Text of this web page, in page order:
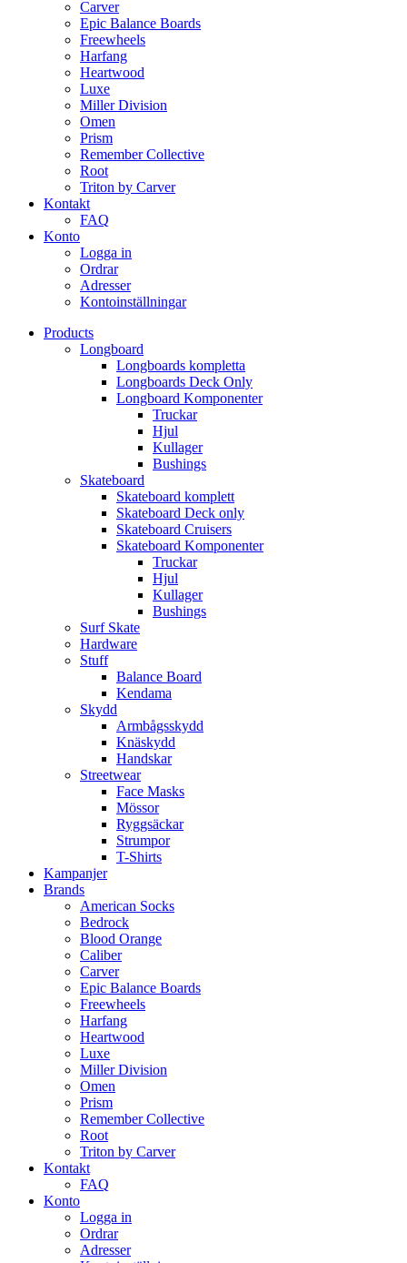
Carver
Epic Balance Boards
Freewheels
Harfang
Heartwood
Luxe
Miller Division
Omen
Prism
Remember Collective
Root
Triton by Carver
Kontakt
FAQ
Konto
Logga in
Ordrar
Adresser
Kontoinställningar
Products
Longboard
Longboards kompletta
Longboards Deck Only
Longboard Komponenter
Truckar
Hjul
Kullager
Bushings
Skateboard
Skateboard komplett
Skateboard Deck only
Skateboard Cruisers
Skateboard Komponenter
Truckar
Hjul
Kullager
Bushings
Surf Skate
Hardware
Stuff
Balance Board
Kendama
Skydd
Armbågsskydd
Knäskydd
Handskar
Streetwear
Face Masks
Mössor
Ryggsäckar
Strumpor
T-Shirts
Kampanjer
Brands
American Socks
Bedrock
Blood Orange
Caliber
Carver
Epic Balance Boards
Freewheels
Harfang
Heartwood
Luxe
Miller Division
Omen
Prism
Remember Collective
Root
Triton by Carver
Kontakt
FAQ
Konto
Logga in
Ordrar
Adresser